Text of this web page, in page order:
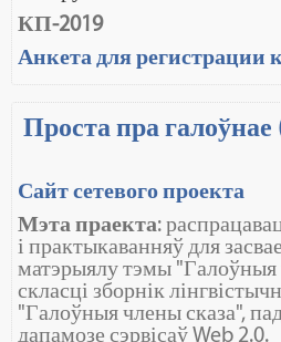
КП-2019
Анкета для регистрации
Проста пра
Сайт сетевого проекта
Мэта праекта:
і практыкаванняў для
матэрыялу тэмы "Галоўныя
скласці зборнік
"Галоўныя члены сказа",
дапамозе сэрвісаў Web 2.0.